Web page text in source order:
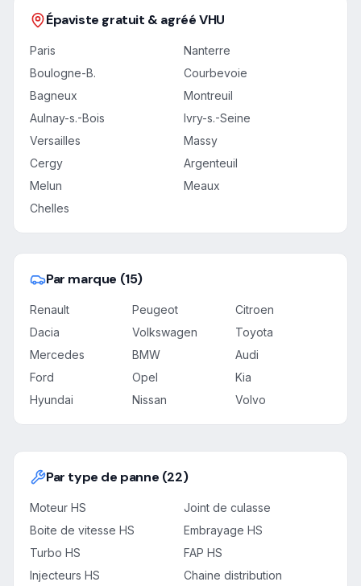
Épaviste gratuit & agréé VHU
Paris
Nanterre
Boulogne-B.
Courbevoie
Bagneux
Montreuil
Aulnay-s.-Bois
Ivry-s.-Seine
Versailles
Massy
Cergy
Argenteuil
Melun
Meaux
Chelles
Par marque (15)
Renault Peugeot
Citroen
Dacia
Volkswagen
Toyota
Mercedes
BMW
Audi
Ford
Opel
Kia
Hyundai
Nissan Volvo
Par type de panne (22)
Moteur HS
Joint de culasse
Boite de vitesse HS
Embrayage HS
Turbo HS
FAP HS
Injecteurs HS
Chaine distribution